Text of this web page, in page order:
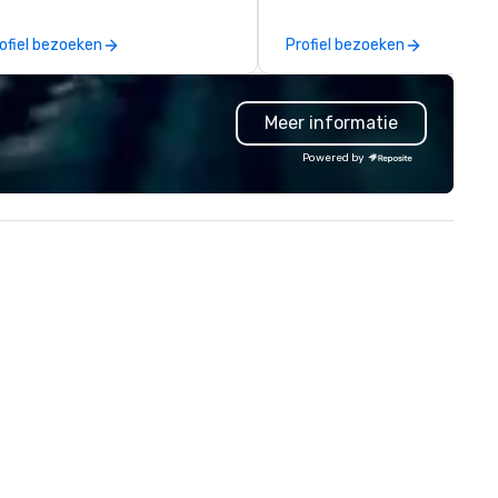
bezoeken
contracting, custom exhibit
building, graphic design,
and logistics. We are able to
troubleshoot any problem
our extensive knowledge and
implement the right
Profiel bezoeken
Meer informatie
Powered by